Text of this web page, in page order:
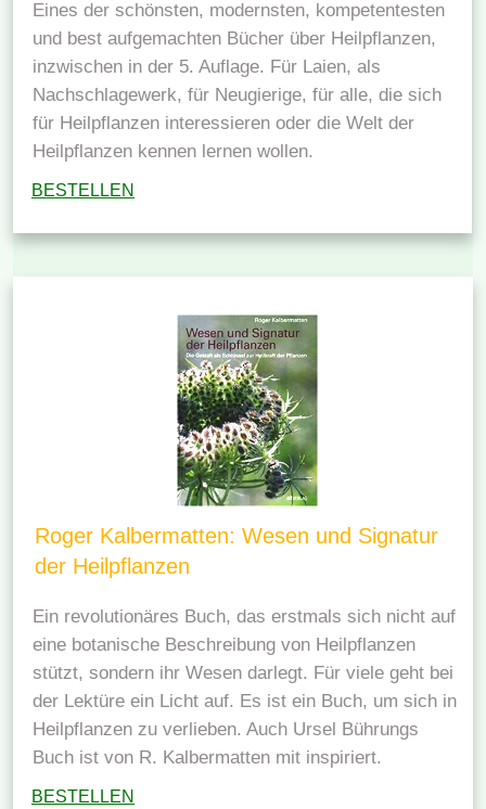
Eines der schönsten, modernsten, kompetentesten
und best aufgemachten Bücher über Heilpflanzen,
inzwischen in der 5. Auflage. Für Laien, als
Nachschlagewerk, für Neugierige, für alle, die sich
für Heilpflanzen interessieren oder die Welt der
Heilpflanzen kennen lernen wollen.
BESTELLEN
Roger Kalbermatten: Wesen und Signatur
der Heilpflanzen
Ein revolutionäres Buch, das erstmals sich nicht auf
eine botanische Beschreibung von Heilpflanzen
stützt, sondern ihr Wesen darlegt. Für viele geht bei
der Lektüre ein Licht auf. Es ist ein Buch, um sich in
Heilpflanzen zu verlieben. Auch Ursel Bührungs
Buch ist von R. Kalbermatten mit inspiriert.
BESTELLEN